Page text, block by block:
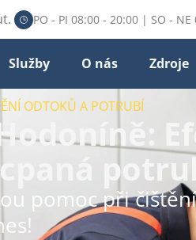
PO - PI 08:00 - 20:00 | SO - NE
Služby O nás Zdroje
ODTOKŮ A POTRUBÍ
pomoc při